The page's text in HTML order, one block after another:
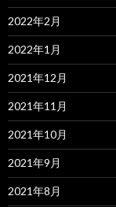
2022年2月
2022年1月
2021年12月
2021年11月
2021年10月
2021年9月
2021年8月